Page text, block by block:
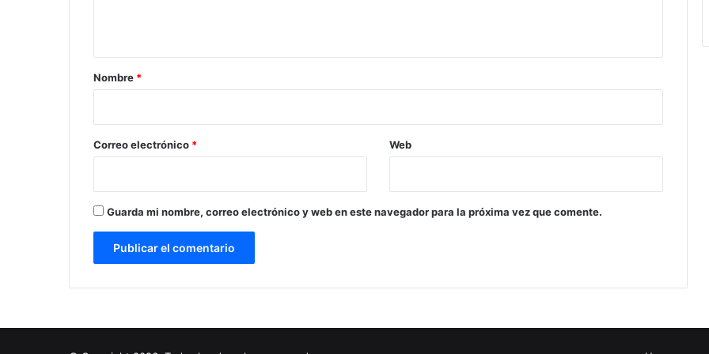
r
*
Nombre *
Correo electrónico * Web
Guarda mi nombre, correo electrónico y web en este navegador para la próxima vez que comente.